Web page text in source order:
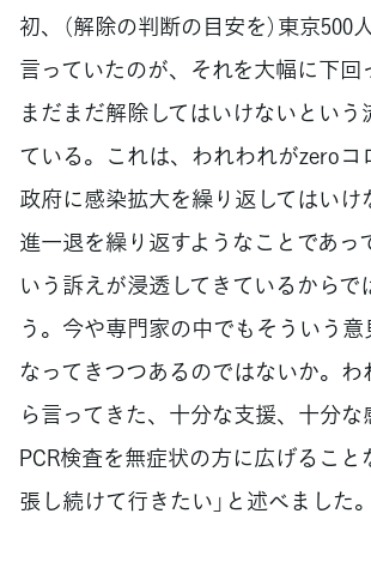
初、（解除の判断の目安を）東京500
言っていたのが、それを大幅に下回
まだまだ解除してはいけないという
ている。これは、われわれがzeroコ
政府に感染拡大を繰り返してはいけ
進一退を繰り返すようなことであっ
いう訴えが浸透してきているからで
う。今や専門家の中でもそういう
なってきつつあるのではないか。
ら言ってきた、十分な支援、十分な
PCR検査を無症状の方に広げるこ
張し続けて行きたい」と述べました。